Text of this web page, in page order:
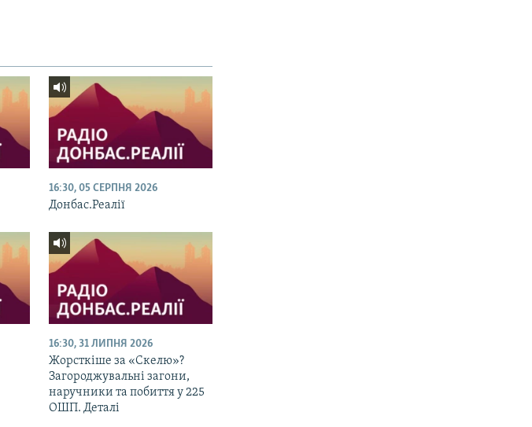
16:30, 05 СЕРПНЯ 2026
Донбас.Реалії
16:30, 31 ЛИПНЯ 2026
Жорсткіше за «Скелю»?
Загороджувальні загони,
наручники та побиття у 225
ОШП. Деталі